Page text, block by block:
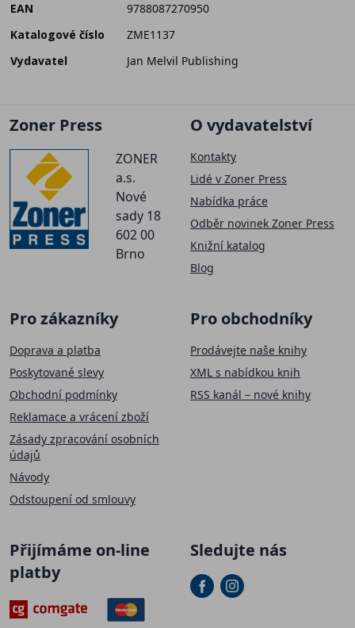
EAN
9788087270950
Katalogové číslo
ZME1137
Vydavatel
Jan Melvil Publishing
Zoner Press
ZONER
a.s.
Nové
sady 18
602 00
Brno
O vydavatelství
Kontakty
Lidé v Zoner Press
Nabídka práce
Odběr novinek Zoner Press
Knižní katalog
Blog
Pro zákazníky
Doprava a platba
Poskytované slevy
Obchodní podmínky
Reklamace a vrácení zboží
Zásady zpracování osobních
údajů
Návody
Odstoupení od smlouvy
Pro obchodníky
Prodávejte naše knihy
XML s nabídkou knih
RSS kanál – nové knihy
Přijímáme on-line
platby
Sledujte nás